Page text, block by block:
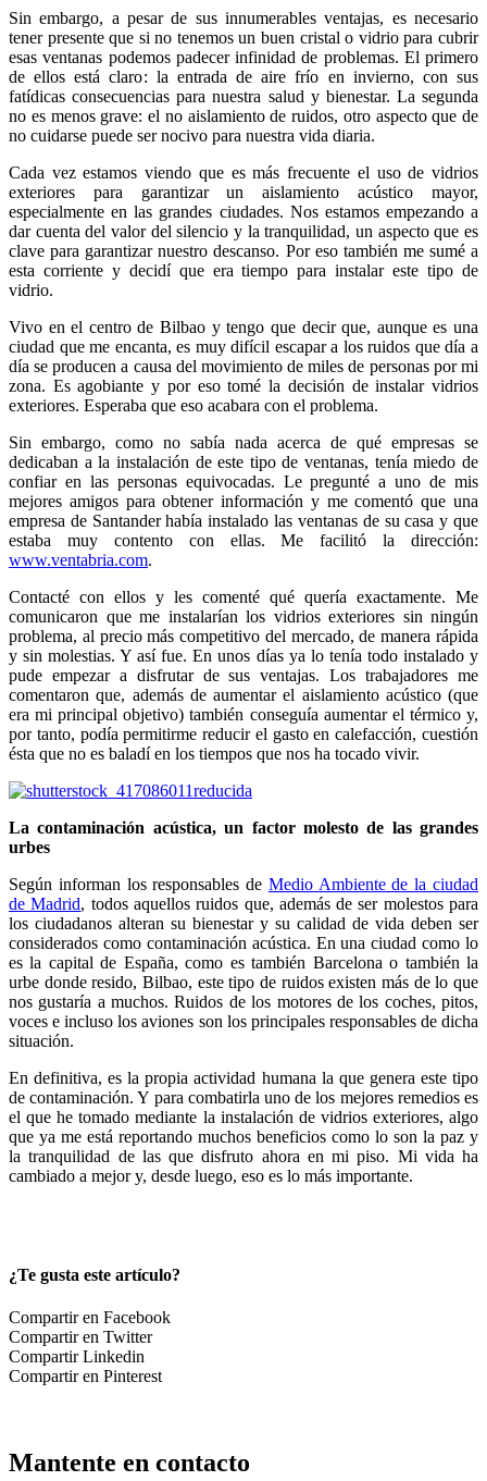
Sin embargo, a pesar de sus innumerables ventajas, es necesario
tener presente que si no tenemos un buen cristal o vidrio para cubrir
esas ventanas podemos padecer infinidad de problemas. El primero
de ellos está claro: la entrada de aire frío en invierno, con sus
fatídicas consecuencias para nuestra salud y bienestar. La segunda
no es menos grave: el no aislamiento de ruidos, otro aspecto que de
no cuidarse puede ser nocivo para nuestra vida diaria.
Cada vez estamos viendo que es más frecuente el uso de vidrios
exteriores para garantizar un aislamiento acústico mayor,
especialmente en las grandes ciudades. Nos estamos empezando a
dar cuenta del valor del silencio y la tranquilidad, un aspecto que es
clave para garantizar nuestro descanso. Por eso también me sumé a
esta corriente y decidí que era tiempo para instalar este tipo de
vidrio.
Vivo en el centro de Bilbao y tengo que decir que, aunque es una
ciudad que me encanta, es muy difícil escapar a los ruidos que día a
día se producen a causa del movimiento de miles de personas por mi
zona. Es agobiante y por eso tomé la decisión de instalar vidrios
exteriores. Esperaba que eso acabara con el problema.
Sin embargo, como no sabía nada acerca de qué empresas se
dedicaban a la instalación de este tipo de ventanas, tenía miedo de
confiar en las personas equivocadas. Le pregunté a uno de mis
mejores amigos para obtener información y me comentó que una
empresa de Santander había instalado las ventanas de su casa y que
estaba muy contento con ellas. Me facilitó la dirección:
www.ventabria.com.
Contacté con ellos y les comenté qué quería exactamente. Me
comunicaron que me instalarían los vidrios exteriores sin ningún
problema, al precio más competitivo del mercado, de manera rápida
y sin molestias. Y así fue. En unos días ya lo tenía todo instalado y
pude empezar a disfrutar de sus ventajas. Los trabajadores me
comentaron que, además de aumentar el aislamiento acústico (que
era mi principal objetivo) también conseguía aumentar el térmico y,
por tanto, podía permitirme reducir el gasto en calefacción, cuestión
ésta que no es baladí en los tiempos que nos ha tocado vivir.
La contaminación acústica, un factor molesto de las grandes
urbes
Según informan los responsables de Medio Ambiente de la ciudad
de Madrid, todos aquellos ruidos que, además de ser molestos para
los ciudadanos alteran su bienestar y su calidad de vida deben ser
considerados como contaminación acústica. En una ciudad como lo
es la capital de España, como es también Barcelona o también la
urbe donde resido, Bilbao, este tipo de ruidos existen más de lo que
nos gustaría a muchos. Ruidos de los motores de los coches, pitos,
voces e incluso los aviones son los principales responsables de dicha
situación.
En definitiva, es la propia actividad humana la que genera este tipo
de contaminación. Y para combatirla uno de los mejores remedios es
el que he tomado mediante la instalación de vidrios exteriores, algo
que ya me está reportando muchos beneficios como lo son la paz y
la tranquilidad de las que disfruto ahora en mi piso. Mi vida ha
cambiado a mejor y, desde luego, eso es lo más importante.
¿Te gusta este artículo?
Compartir en Facebook
Compartir en Twitter
Compartir Linkedin
Compartir en Pinterest
Mantente en contacto